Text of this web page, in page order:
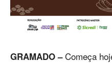
GRAMADO –Começa